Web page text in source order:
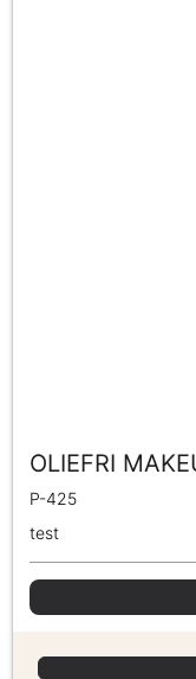
OLIEFRI
P-425
test